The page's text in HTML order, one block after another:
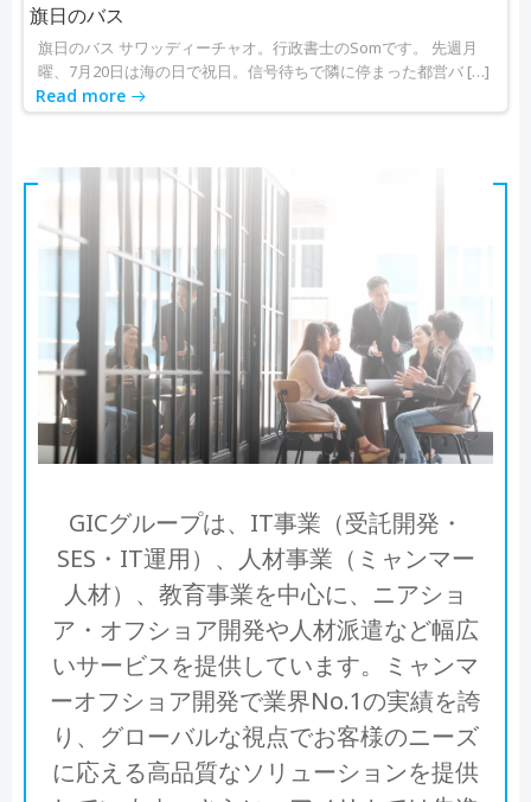
旗日のバス
旗日のバス サワッディーチャオ。行政書士のSomです。 先週月
曜、7月20日は海の日で祝日。信号待ちで隣に停まった都営バ […]
Read more
GICグループは、IT事業（受託開発・
SES・IT運用）、人材事業（ミャンマー
人材）、教育事業を中心に、ニアショ
ア・オフショア開発や人材派遣など幅広
いサービスを提供しています。ミャンマ
ーオフショア開発で業界No.1の実績を誇
り、グローバルな視点でお客様のニーズ
に応える高品質なソリューションを提供